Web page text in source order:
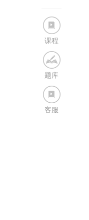
课程
题库
客服